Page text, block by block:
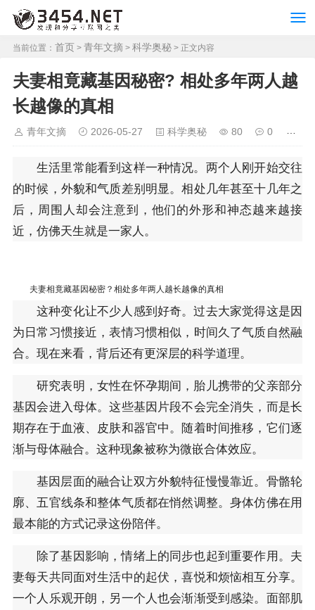
当前位置： 首页 > 青年文摘 > 科学奥秘 > 正文内容
夫妻相竟藏基因秘密? 相处多年两人越
长越像的真相
青年文摘 2026-05-27 科学奥秘 80 0
生活里常能看到这样一种情况。两个人刚开始交往
的时候，外貌和气质差别明显。相处几年甚至十几年之
后，周围人却会注意到，他们的外形和神态越来越接
近，仿佛天生就是一家人。
夫妻相竟藏基因秘密？相处多年两人越长越像的真相
这种变化让不少人感到好奇。过去大家觉得这是因
为日常习惯接近，表情习惯相似，时间久了气质自然融
合。现在来看，背后还有更深层的科学道理。
研究表明，女性在怀孕期间，胎儿携带的父亲部分
基因会进入母体。这些基因片段不会完全消失，而是长
期存在于血液、皮肤和器官中。随着时间推移，它们逐
渐与母体融合。这种现象被称为微嵌合体效应。
基因层面的融合让双方外貌特征慢慢靠近。骨骼轮
廓、五官线条和整体气质都在悄然调整。身体仿佛在用
最本能的方式记录这份陪伴。
除了基因影响，情绪上的同步也起到重要作用。夫
妻每天共同面对生活中的起伏，喜悦和烦恼相互分享。
一个人乐观开朗，另一个人也会渐渐受到感染。面部肌